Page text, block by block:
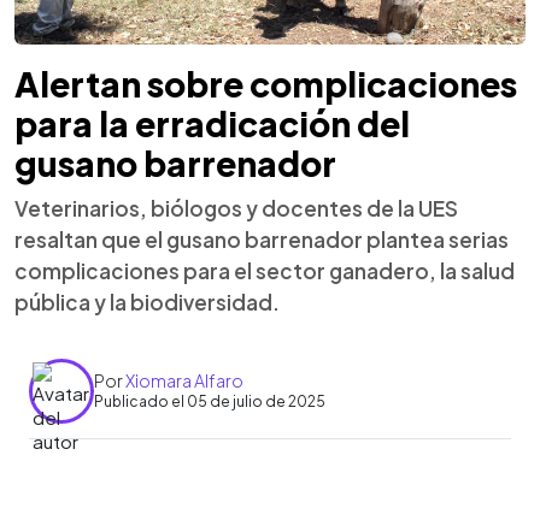
Alertan sobre complicaciones
para la erradicación del
gusano barrenador
Veterinarios, biólogos y docentes de la UES
resaltan que el gusano barrenador plantea serias
complicaciones para el sector ganadero, la salud
pública y la biodiversidad.
PorXiomara Alfaro
Publicado el 05 de julio de 2025